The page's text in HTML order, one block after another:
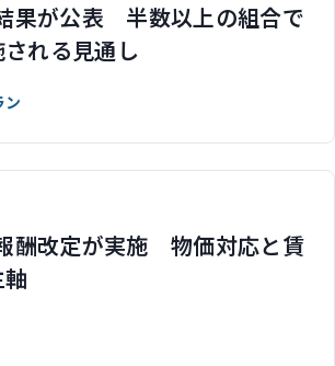
果が公表 半数以上の組合で
れる見通し
ン
酬改定が実施 物価対応と賃